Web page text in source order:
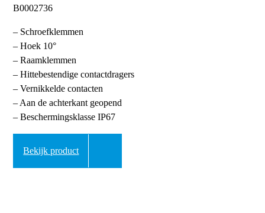
B0002736
– Schroefklemmen
– Hoek 10°
– Raamklemmen
– Hittebestendige contactdragers
– Vernikkelde contacten
– Aan de achterkant geopend
– Beschermingsklasse IP67
Bekijk product